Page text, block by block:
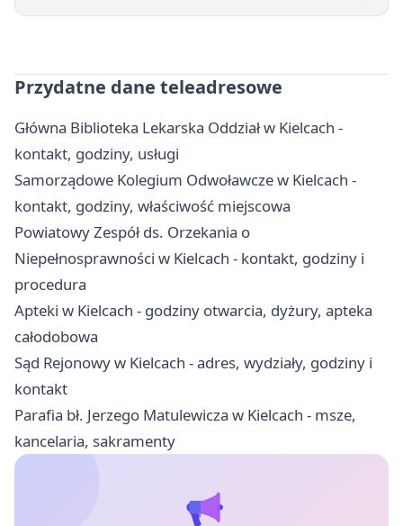
Przydatne dane teleadresowe
Główna Biblioteka Lekarska Oddział w Kielcach -
kontakt, godziny, usługi
Samorządowe Kolegium Odwoławcze w Kielcach -
kontakt, godziny, właściwość miejscowa
Powiatowy Zespół ds. Orzekania o
Niepełnosprawności w Kielcach - kontakt, godziny i
procedura
Apteki w Kielcach - godziny otwarcia, dyżury, apteka
całodobowa
Sąd Rejonowy w Kielcach - adres, wydziały, godziny i
kontakt
Parafia bł. Jerzego Matulewicza w Kielcach - msze,
kancelaria, sakramenty